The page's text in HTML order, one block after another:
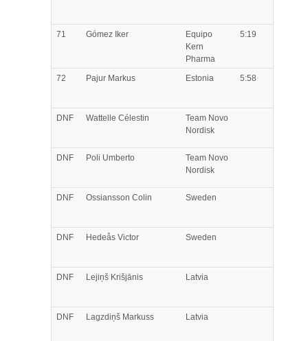
71 Gómez Iker
Equipo
Kern
Pharma
5:19
72 Pajur Markus Estonia 5:58
DNF Wattelle Célestin
Team Novo
Nordisk
DNF Poli Umberto
Team Novo
Nordisk
DNF Ossiansson Colin Sweden
DNF Hedeås Victor Sweden
DNF Lejiņš Krišjānis Latvia
DNF Lagzdiņš Markuss Latvia